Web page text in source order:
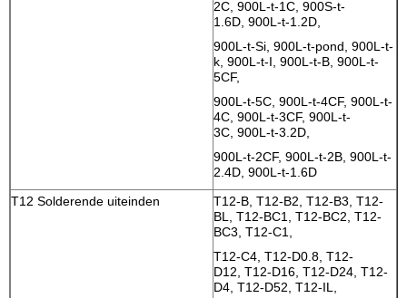
2C, 900L-t-1C, 900S-t-
1.6D, 900L-t-1.2D,
900L-t-Si, 900L-t-pond, 900L-t-
k, 900L-t-I, 900L-t-B, 900L-t-
5CF,
900L-t-5C, 900L-t-4CF, 900L-t-
4C, 900L-t-3CF, 900L-t-
3C, 900L-t-3.2D,
900L-t-2CF, 900L-t-2B, 900L-t-
2.4D, 900L-t-1.6D
T12 Solderende uiteinden
T12-B, T12-B2, T12-B3, T12-
BL, T12-BC1, T12-BC2, T12-
BC3, T12-C1,
T12-C4, T12-D0.8, T12-
D12, T12-D16, T12-D24, T12-
D4, T12-D52, T12-IL,